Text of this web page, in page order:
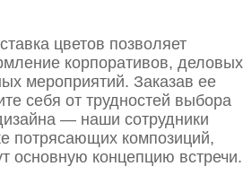
цветов позволяет
корпоративов, деловых
мероприятий. Заказав ее
себя от трудностей выбора
— наши сотрудники
потрясающих композиций,
основную концепцию встречи.